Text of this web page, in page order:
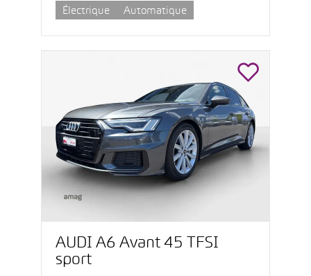
Électrique Automatique
AUDI A6 Avant 45 TFSI
sport